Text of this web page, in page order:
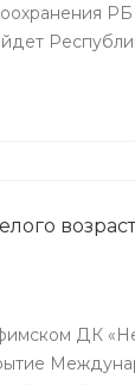
здоровья
ДК